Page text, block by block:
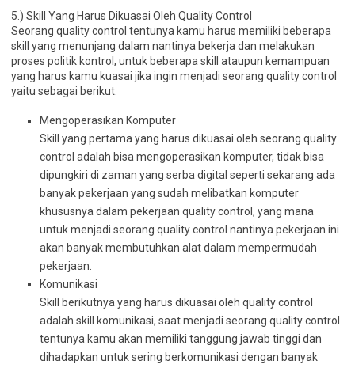
5.) Skill Yang Harus Dikuasai Oleh Quality Control
Seorang quality control tentunya kamu harus memiliki beberapa
skill yang menunjang dalam nantinya bekerja dan melakukan
proses politik kontrol, untuk beberapa skill ataupun kemampuan
yang harus kamu kuasai jika ingin menjadi seorang quality control
yaitu sebagai berikut:
Mengoperasikan Komputer
Skill yang pertama yang harus dikuasai oleh seorang quality
control adalah bisa mengoperasikan komputer, tidak bisa
dipungkiri di zaman yang serba digital seperti sekarang ada
banyak pekerjaan yang sudah melibatkan komputer
khususnya dalam pekerjaan quality control, yang mana
untuk menjadi seorang quality control nantinya pekerjaan ini
akan banyak membutuhkan alat dalam mempermudah
pekerjaan.
Komunikasi
Skill berikutnya yang harus dikuasai oleh quality control
adalah skill komunikasi, saat menjadi seorang quality control
tentunya kamu akan memiliki tanggung jawab tinggi dan
dihadapkan untuk sering berkomunikasi dengan banyak